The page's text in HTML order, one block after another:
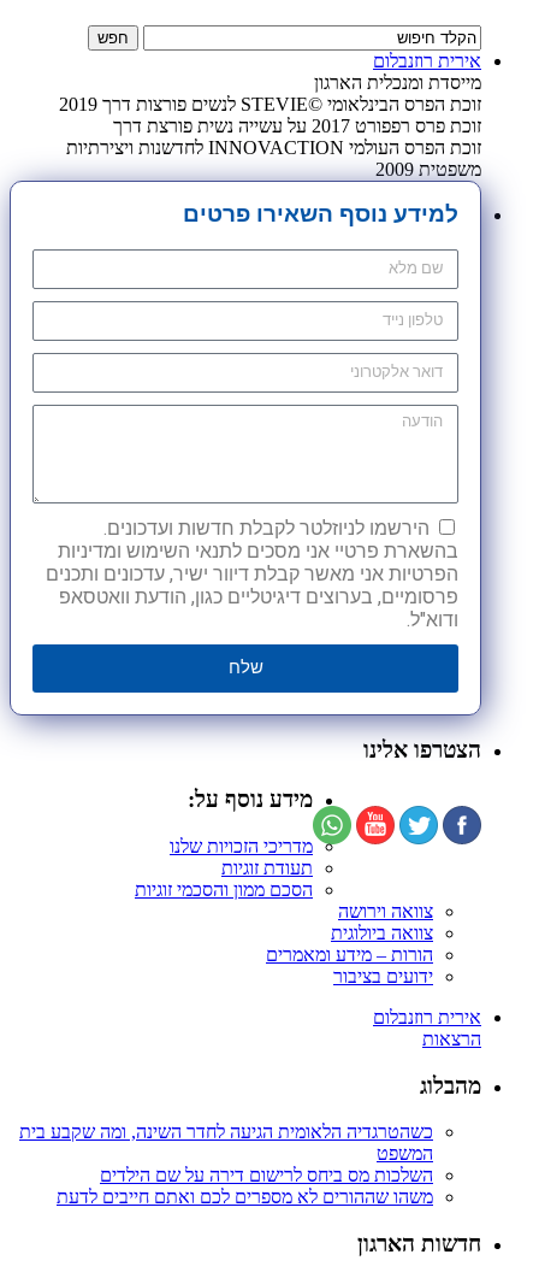
אירית רוזנבלום
מייסדת ומנכלית הארגון
זוכת הפרס הבינלאומי ©STEVIE לנשים פורצות דרך 2019
זוכת פרס רפפורט 2017 על עשייה נשית פורצת דרך
זוכת הפרס העולמי INNOVACTION לחדשנות ויצירתיות
משפטית 2009
למידע נוסף השאירו פרטים
הירשמו לניוזלטר לקבלת חדשות ועדכונים.
בהשארת פרטיי אני מסכים לתנאי השימוש ומדיניות
הפרטיות אני מאשר קבלת דיוור ישיר, עדכונים ותכנים
פרסומיים, בערוצים דיגיטליים כגון, הודעת וואטסאפ
ודוא"ל.
שלח
הצטרפו אלינו
מידע נוסף על:
מדריכי הזכויות שלנו
תעודת זוגיות
הסכם ממון והסכמי זוגיות
צוואה וירושה
צוואה ביולוגית
הורות – מידע ומאמרים
ידועים בציבור
אירית רוזנבלום
הרצאות
מהבלוג
כשהטרגדיה הלאומית הגיעה לחדר השינה, ומה שקבע בית
המשפט
השלכות מס ביחס לרישום דירה על שם הילדים
משהו שההורים לא מספרים לכם ואתם חייבים לדעת
חדשות הארגון